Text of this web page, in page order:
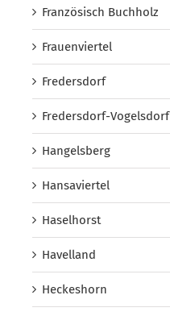
Französisch Buchholz
Frauenviertel
Fredersdorf
Fredersdorf-Vogelsdorf
Hangelsberg
Hansaviertel
Haselhorst
Havelland
Heckeshorn